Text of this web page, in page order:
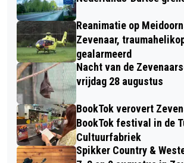
Reanimatie op
Zevenaar,
gealarmeerd
Nacht van de
vrijdag 28 augustus
BookTok verovert
BookTok festival in de
Cultuurfabriek
Spikker Country &